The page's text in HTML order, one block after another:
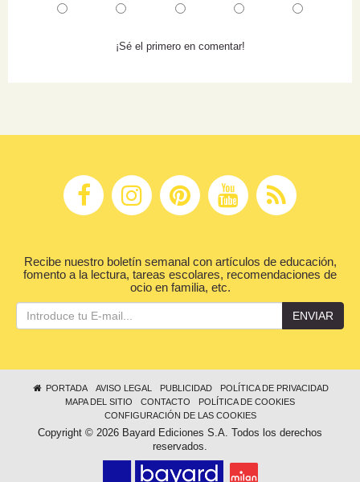
¡Sé el primero en comentar!
Recibe nuestro boletín semanal con artículos de educación,
fomento a la lectura, tareas escolares, recomendaciones de
ocio en familia, etc.
ENVIAR
PORTADA AVISO LEGAL PUBLICIDAD
POLÍTICA DE PRIVACIDAD
MAPA DEL SITIO
CONTACTO
POLÍTICA DE COOKIES
CONFIGURACIÓN DE LAS COOKIES
Copyright © 2026 Bayard Ediciones S.A. Todos los derechos
reservados.